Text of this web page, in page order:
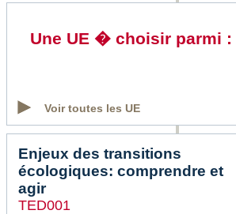
Une UE � choisir parmi :
Voir toutes les UE
Enjeux des transitions
écologiques: comprendre et
agir
TED001